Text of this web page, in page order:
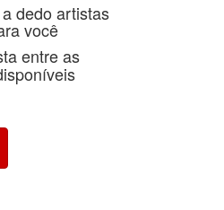
dedo artistas
você
entre as